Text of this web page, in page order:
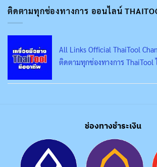
ติดตามทุกช่องทางการ ออนไลน์
All Links Official ThaiTool
ติดตามทุกช่องทางการ ThaiTool
ช่องทางชำระเงิน